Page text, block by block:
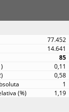
77.452
14.641
85
0,11
0,58
1
1,19